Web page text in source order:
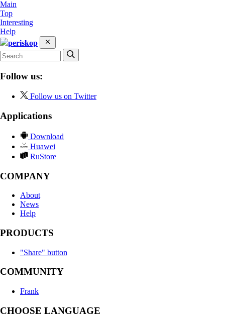
Main
Top
Interesting
Help
periskop
Follow us:
Follow us on Twitter
Applications
Download
Huawei
RuStore
COMPANY
About
News
Help
PRODUCTS
"Share" button
COMMUNITY
Frank
CHOOSE LANGUAGE